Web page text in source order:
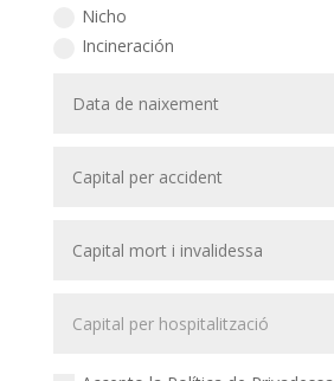
Nicho
Incineración